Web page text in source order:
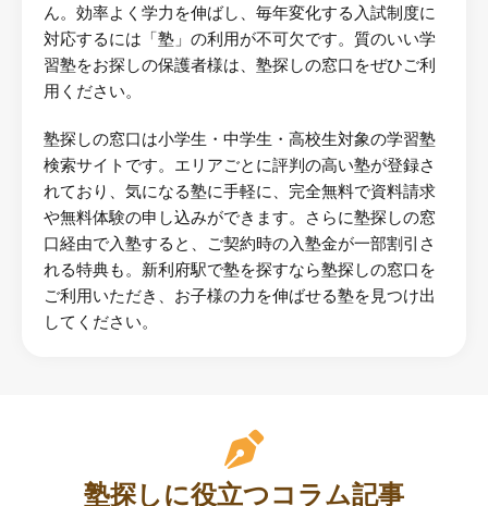
ん。効率よく学力を伸ばし、毎年変化する入試制度に
対応するには「塾」の利用が不可欠です。質のいい学
習塾をお探しの保護者様は、塾探しの窓口をぜひご利
用ください。
塾探しの窓口は小学生・中学生・高校生対象の学習塾
検索サイトです。エリアごとに評判の高い塾が登録さ
れており、気になる塾に手軽に、完全無料で資料請求
や無料体験の申し込みができます。さらに塾探しの窓
口経由で入塾すると、ご契約時の入塾金が一部割引さ
れる特典も。新利府駅で塾を探すなら塾探しの窓口を
ご利用いただき、お子様の力を伸ばせる塾を見つけ出
してください。
塾探しに役立つコラム記事